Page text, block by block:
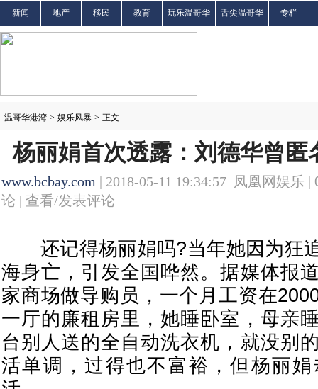
新闻 地产 移民 教育 玩乐温哥华 舌尖温哥华 专栏
温哥华港湾 > 娱乐风暴 > 正文
杨丽娟首次透露：刘德华曾匿
www.bcbay.com | 2018-05-11 19:34:57 凤凰网娱乐 |
论 | 查看/发表评论
还记得杨丽娟吗?当年她因为狂
海身亡，引发全国哗然。据媒体报
家商场做导购员，一个月工资在
一厅的廉租房里，她睡卧室，母亲
台别人送的全自动洗衣机，就没别
活单调，过得也不富裕，但杨丽